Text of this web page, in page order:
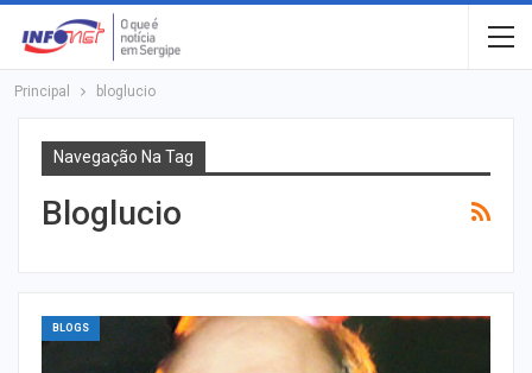
Principal bloglucio
Navegação Na Tag
Bloglucio
BLOGS